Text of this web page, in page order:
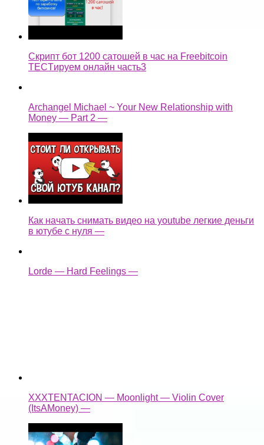
Скрипт бот 1200 сатошей в час на Freebitcoin
TECTируем онлайн часть3
Archangel Michael ~ Your New Relationship with
Money — Part 2 —
Как начать снимать видео на youtube легкие деньги
в ютубе с нуля —
Lorde — Hard Feelings —
NIGHT PHOTOGRAPHY —